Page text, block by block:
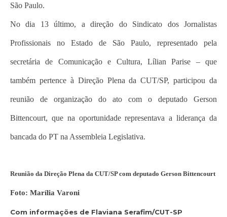
São Paulo.
No dia 13 último, a direção do Sindicato dos Jornalistas
Profissionais no Estado de São Paulo, representado pela
secretária de Comunicação e Cultura, Lílian Parise – que
também pertence à Direção Plena da CUT/SP, participou da
reunião de organização do ato com o deputado Gerson
Bittencourt, que na oportunidade representava a liderança da
bancada do PT na Assembleia Legislativa.
Reunião da Direção Plena da CUT/SP com deputado Gerson Bittencourt
Foto: Marília Varoni
Com informações de Flaviana Serafim/CUT-SP